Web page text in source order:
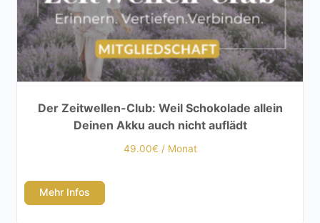
Der Zeitwellen-Club: Weil Schokolade allein
Deinen Akku auch nicht auflädt
49.00€ / Monat
Mehr Infos